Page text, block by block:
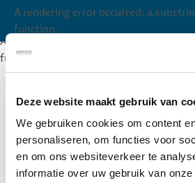
Deze website maakt gebruik van
We gebruiken cookies om content
personaliseren, om functies voor
en om ons websiteverkeer te
informatie over uw gebruik van
A rendering error occurred:
function.
A rendering error occurred:
function.
A rendering error occurred:
function